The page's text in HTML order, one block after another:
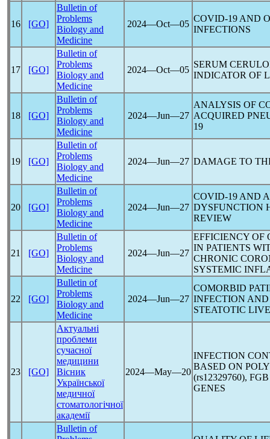
16 [GO]
Bulletin of
Problems
Biology and
Medicine
2024―Oct―05
COVID-19 AND
INFECTIONS
17 [GO]
Bulletin of
Problems
Biology and
Medicine
2024―Oct―05
SERUM
INDICATOR OF
18 [GO]
Bulletin of
Problems
Biology and
Medicine
2024―Jun―27
ANALYSIS OF
ACQUIRED
19
19 [GO]
Bulletin of
Problems
Biology and
Medicine
2024―Jun―27 DAMAGE TO
20 [GO]
Bulletin of
Problems
Biology and
Medicine
2024―Jun―27
COVID-19 AND
DYSFUNCTION
REVIEW
21 [GO]
Bulletin of
Problems
Biology and
Medicine
2024―Jun―27
EFFICIENCY OF
IN PATIENTS
CHRONIC
SYSTEMIC
22 [GO]
Bulletin of
Problems
Biology and
Medicine
2024―Jun―27
COMORBID
INFECTION
STEATOTIC
23 [GO]
Актуальні
проблеми
сучасної
медицини
Вісник
Української
медичної
стоматологічної
академії
2024―May―20
INFECTION
BASED ON
(rs12329760),
GENES
Bulletin of